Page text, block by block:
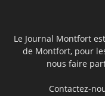
Le Journal Montfort
de Montfort, pour
nous faire
Contactez-